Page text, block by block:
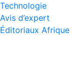
Technologie
Avis d’expert
Éditoriaux Afrique